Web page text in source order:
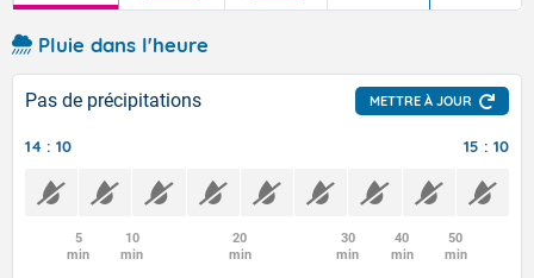
Pluie dans l'heure
Pas de précipitations METTRE À JOUR
14 : 10 15 : 10
5
min
10
min
20
min
30
min
40
min
50
min